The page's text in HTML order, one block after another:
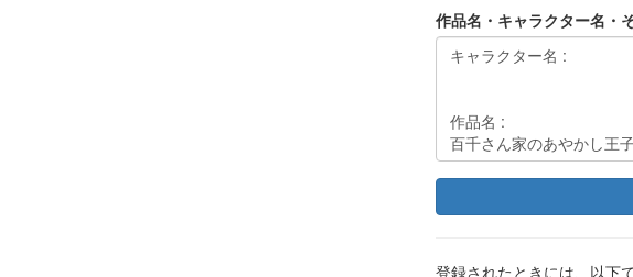
作品名・キャラクター名・
登録されたときには、以下